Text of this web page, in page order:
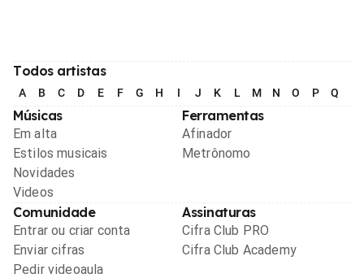
Todos artistas
A B C D E F G H I J K L M N O P Q
Músicas
Em alta
Estilos musicais
Novidades
Videos
Ferramentas
Afinador
Metrônomo
Comunidade
Entrar ou criar conta
Enviar cifras
Pedir videoaula
Assinaturas
Cifra Club PRO
Cifra Club Academy